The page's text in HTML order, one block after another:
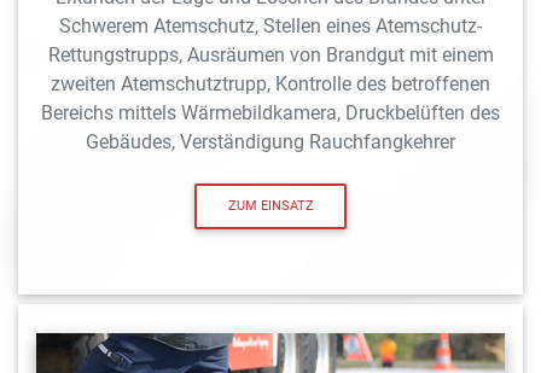
Schwerem Atemschutz, Stellen eines Atemschutz-
Rettungstrupps, Ausräumen von Brandgut mit einem
zweiten Atemschutztrupp, Kontrolle des betroffenen
Bereichs mittels Wärmebildkamera, Druckbelüften des
Gebäudes, Verständigung Rauchfangkehrer
ZUM EINSATZ